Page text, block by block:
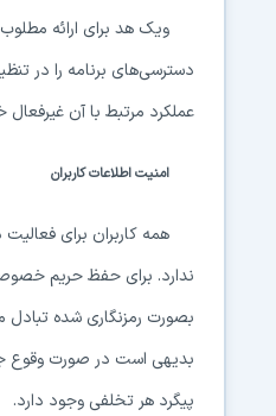
ویک هد برای ارائه
دسترسی‌های برنامه را در
عملکرد مرتبط با آن غیرفعال
امنیت اطلاعات کاربران
همه کاربران برای
ندارد. برای حفظ حریم
بصورت رمزنگاری شده
بدیهی است در صورت وقوع
پیگرد هر تخلفی وجود دارد.